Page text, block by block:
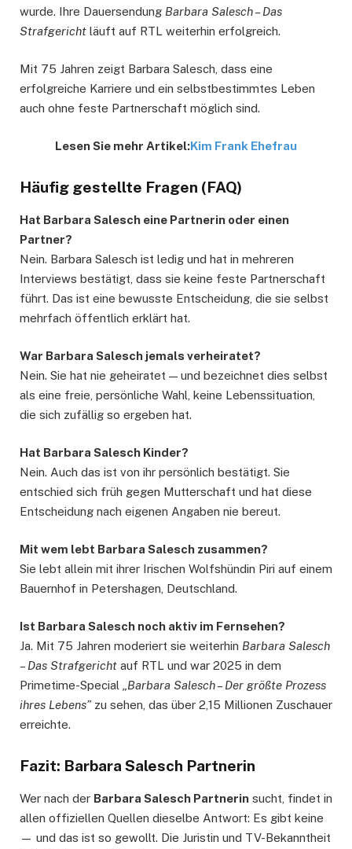
wurde. Ihre Dauersendung Barbara Salesch – Das
Strafgericht läuft auf RTL weiterhin erfolgreich.
Mit 75 Jahren zeigt Barbara Salesch, dass eine
erfolgreiche Karriere und ein selbstbestimmtes Leben
auch ohne feste Partnerschaft möglich sind.
Lesen Sie mehr Artikel:Kim Frank Ehefrau
Häufig gestellte Fragen (FAQ)
Hat Barbara Salesch eine Partnerin oder einen
Partner?
Nein. Barbara Salesch ist ledig und hat in mehreren
Interviews bestätigt, dass sie keine feste Partnerschaft
führt. Das ist eine bewusste Entscheidung, die sie selbst
mehrfach öffentlich erklärt hat.
War Barbara Salesch jemals verheiratet?
Nein. Sie hat nie geheiratet — und bezeichnet dies selbst
als eine freie, persönliche Wahl, keine Lebenssituation,
die sich zufällig so ergeben hat.
Hat Barbara Salesch Kinder?
Nein. Auch das ist von ihr persönlich bestätigt. Sie
entschied sich früh gegen Mutterschaft und hat diese
Entscheidung nach eigenen Angaben nie bereut.
Mit wem lebt Barbara Salesch zusammen?
Sie lebt allein mit ihrer Irischen Wolfshündin Piri auf einem
Bauernhof in Petershagen, Deutschland.
Ist Barbara Salesch noch aktiv im Fernsehen?
Ja. Mit 75 Jahren moderiert sie weiterhin Barbara Salesch
– Das Strafgericht auf RTL und war 2025 in dem
Primetime-Special
„Barbara Salesch – Der größte Prozess
ihres Lebens”zu sehen, das über 2,15 Millionen Zuschauer
erreichte.
Fazit: Barbara Salesch Partnerin
Wer nach der Barbara Salesch Partnerin sucht, findet in
allen offiziellen Quellen dieselbe Antwort: Es gibt keine
— und das ist so gewollt. Die Juristin und TV-Bekanntheit